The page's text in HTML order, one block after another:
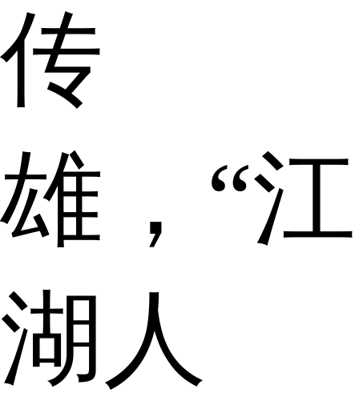
传
雄，“江
湖人